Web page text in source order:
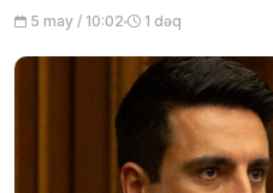
5 may / 10:02 1 dəq